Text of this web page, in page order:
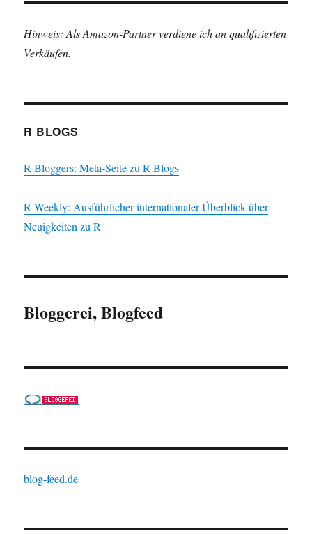
Hinweis: Als Amazon-Partner verdiene ich an qualifizierten
Verkäufen.
R BLOGS
R Bloggers: Meta-Seite zu R Blogs
R Weekly: Ausführlicher internationaler Überblick über
Neuigkeiten zu R
Bloggerei, Blogfeed
blog-feed.de